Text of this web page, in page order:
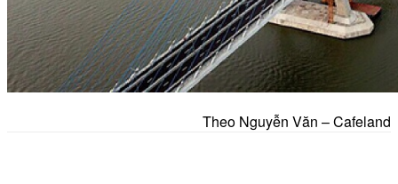
Theo Nguyễn Văn – Cafeland